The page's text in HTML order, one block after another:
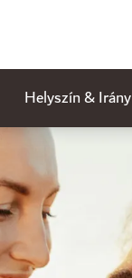
Helyszín & Irány